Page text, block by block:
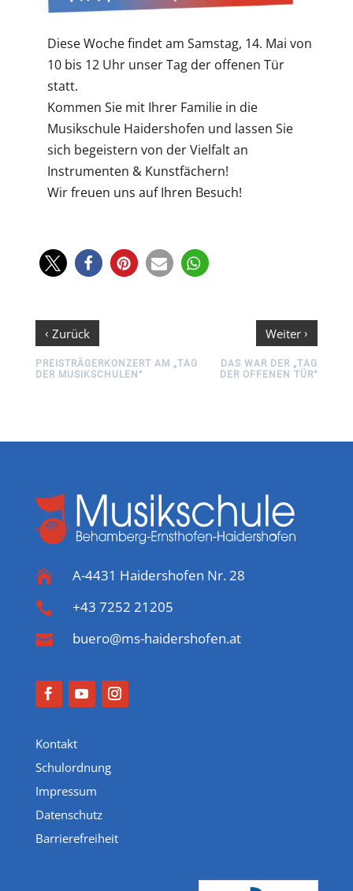
Diese Woche findet am Samstag, 14. Mai von
10 bis 12 Uhr unser Tag der offenen Tür
statt.
Kommen Sie mit Ihrer Familie in die
Musikschule Haidershofen und lassen Sie
sich begeistern von der Vielfalt an
Instrumenten & Kunstfächern!
Wir freuen uns auf Ihren Besuch!
‹ Zurück
PREISTRÄGERKONZERT AM „TAG
DER MUSIKSCHULEN“
Weiter›
DAS WAR DER „TAG
DER OFFENEN TÜR“
 A-4431 Haidershofen Nr. 28
 +43 7252 21205
 buero@ms-haidershofen.at
Kontakt
Schulordnung
Impressum
Datenschutz
Barrierefreiheit